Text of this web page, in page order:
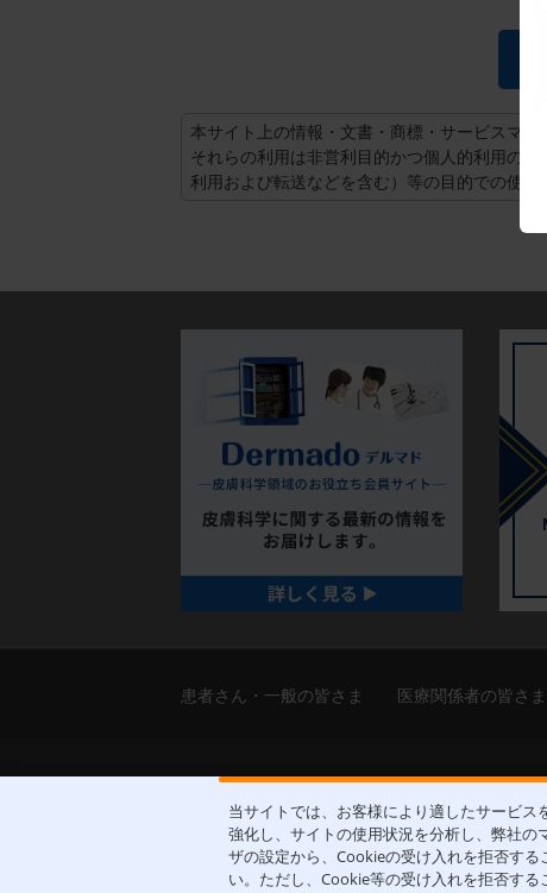
当サイトでは、お客様により適したサービ
強化し、サイトの使用状況を分析し、弊社
ザの設定から、Cookieの受け入れを拒否す
い。ただし、Cookie等の受け入れを拒否す
本サイト上の情報・文書・商標・サービスマ
それらの利用は非営利目的かつ個人的利用の
利用および転送などを含む）等の目的での使
患者さん・一般の皆さま 医療関係者の皆さま
皮膚科学領域での卓越した貢献を
Copyright(c)2004-2026 Maruho Co.,Ltd. All rights